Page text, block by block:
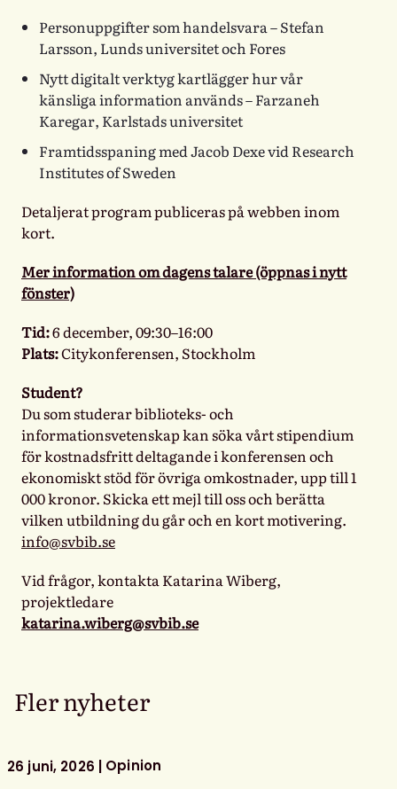
Personuppgifter som handelsvara –Stefan
Larsson, Lunds universitet och Fores
Nytt digitalt verktyg kartlägger hur vår
känsliga information används –Farzaneh
Karegar, Karlstads universitet
Framtidsspaning medJacob Dexevid Research
Institutes of Sweden
Detaljerat program publiceras på webben inom
kort.
Mer information om dagens talare (öppnas i nytt
fönster)
Tid:6 december, 09:30–16:00
Plats:Citykonferensen, Stockholm
Student?
Du som studerar biblioteks- och
informationsvetenskap kan söka vårt stipendium
för kostnadsfritt deltagande i konferensen och
ekonomiskt stöd för övriga omkostnader, upp till 1
000 kronor. Skicka ett mejl till oss och berätta
vilken utbildning du går och en kort motivering.
info@svbib.se
Vid frågor, kontakta Katarina Wiberg,
projektledare
katarina.wiberg@svbib.se
Fler nyheter
26 juni, 2026 Opinion